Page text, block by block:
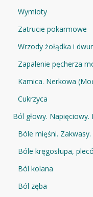
Wymioty
Zatrucie pokarmowe
Wrzody żołądka i
Zapalenie pęcherza
Kamica. Nerkowa
Cukrzyca
Ból głowy. Napięciowy.
Bóle mięśni. Zakwasy.
Bóle kręgosłupa,
Ból kolana
Ból zęba